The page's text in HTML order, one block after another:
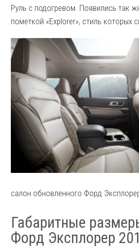
Руль с подогревом. Появились так
пометкой «Explorer», стиль которых
салон обновленного Форд
Габаритные
Форд Эксплорер